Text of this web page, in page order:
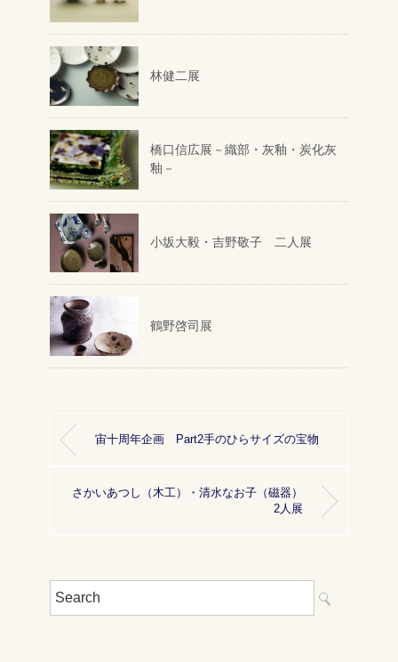
林健二展
橋口信広展－織部・灰釉・炭化灰
釉－
小坂大毅・吉野敬子 二人展
鶴野啓司展
宙十周年企画 Part2手のひらサイズの宝物
さかいあつし（木工）・清水なお子（磁器）
2人展